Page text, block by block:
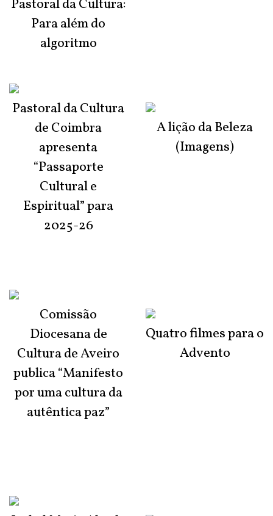
Pastoral da Cultura:
Para além do
algoritmo
Pastoral da Cultura
de Coimbra
apresenta
“Passaporte
Cultural e
Espiritual” para
2025-26
Comissão
Diocesana de
Cultura de Aveiro
publica “Manifesto
por uma cultura da
autêntica paz”
A lição da Beleza
(Imagens)
Quatro filmes para o
Advento